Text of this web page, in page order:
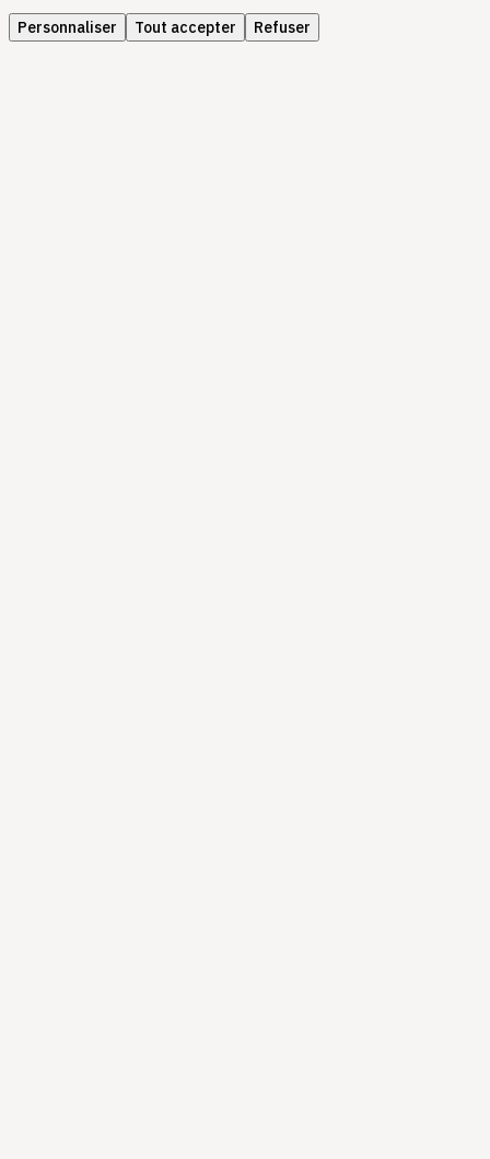
Personnaliser
Tout accepter Refuser